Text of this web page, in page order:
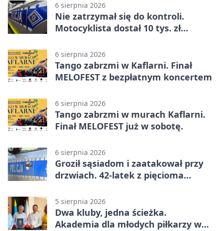
6 sierpnia 2026
Nie zatrzymał się do kontroli.
Motocyklista dostał 10 tys. zł
6 sierpnia 2026
Tango zabrzmi w Kaflarni. Finał
MELOFEST z bezpłatnym koncertem
6 sierpnia 2026
Tango zabrzmi w murach Kaflarni.
Finał MELOFEST już w sobotę.
6 sierpnia 2026
Groził sąsiadom i zaatakował przy
drzwiach. 42-latek z pięcioma
5 sierpnia 2026
Dwa kluby, jedna ścieżka.
Akademia dla młodych piłkarzy w